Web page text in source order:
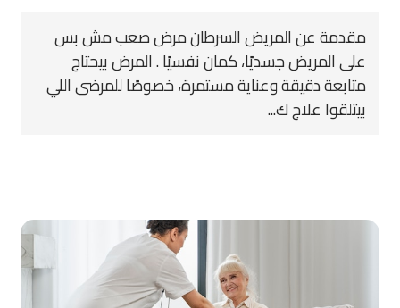
مقدمة عن المريض السرطان مرض صعب مش بس
على المريض جسديًا، كمان نفسيًا . المرض بيحتاج
متابعة دقيقة وعناية مستمرة، خصوصًا للمرضى اللي
بيتلقوا علاج ك...